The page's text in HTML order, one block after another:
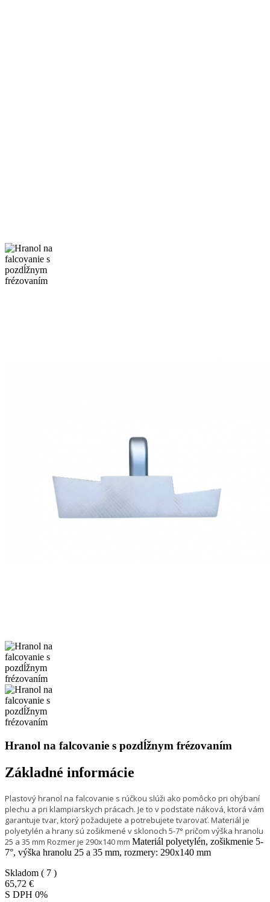
Hranol na falcovanie s pozdĺžnym frézovaním
Základné informácie
Plastový hranol na falcovanie s rúčkou slúži ako pomôcko pri ohýbaní
plechu a pri klampiarskych prácach. Je to v podstate náková, ktorá vám
garantuje tvar, ktorý požadujete a potrebujete tvarovať. Materiál je
polyetylén a hrany sú zošikmené v sklonoch 5-7° pričom výška hranolu
25 a 35 mm Rozmer je 290x140 mm Materiál polyetylén, zošikmenie 5-
7°, výška hranolu 25 a 35 mm, rozmery: 290x140 mm
Skladom ( 7 )
65,72 €
S DPH 0%